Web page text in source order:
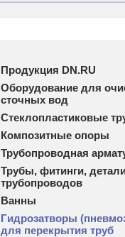
Продукция DN.RU
Оборудование для
сточных вод
Стеклопластиковые
Композитные опоры
Трубопроводная
Трубы, фитинги,
трубопроводов
Ванны
Гидрозатворы
для перекрытия труб